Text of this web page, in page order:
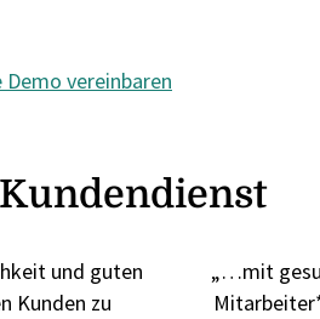
vereinbaren
Kundendienst
und guten
Kunden zu
„…mit